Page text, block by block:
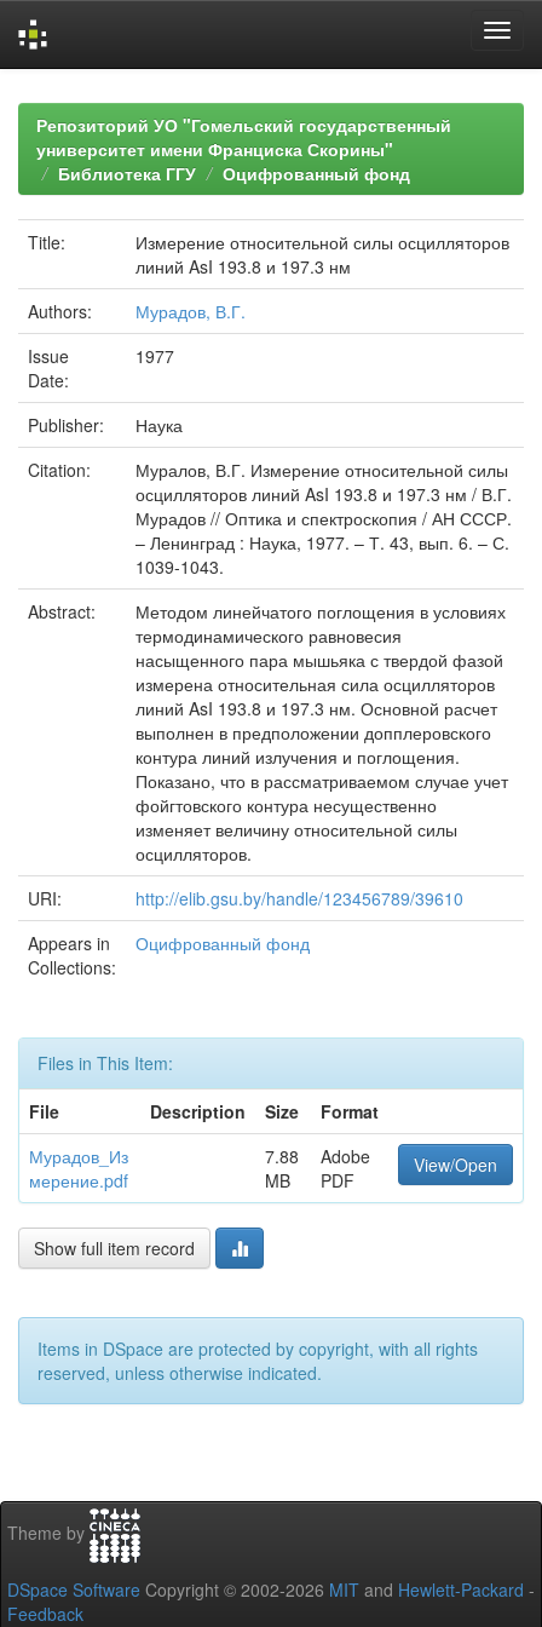
navigationРепозиторий УО "Гомельский государственный
университет имени Франциска Скорины"
Библиотека ГГУ
Оцифрованный фонд
Title:
Измерение относительной силы осцилляторов
линий AsI 193.8 и 197.3 нм
Authors:
Мурадов, В.Г.
Issue
Date:
1977
Publisher:
Наука
Citation:
Муралов, В.Г. Измерение относительной силы
осцилляторов линий AsI 193.8 и 197.3 нм / В.Г.
Мурадов // Оптика и спектроскопия / АН СССР.
– Ленинград : Наука, 1977. – Т. 43, вып. 6. – С.
1039-1043.
Abstract:
Методом линейчатого поглощения в условиях
термодинамического равновесия
насыщенного пара мышьяка с твердой фазой
измерена относительная сила осцилляторов
линий AsI 193.8 и 197.3 нм. Основной расчет
выполнен в предположении допплеровского
контура линий излучения и поглощения.
Показано, что в рассматриваемом случае учет
фойгтовского контура несущественно
изменяет величину относительной силы
осцилляторов.
URI:
http://elib.gsu.by/handle/123456789/39610
Appears in
Collections:
Оцифрованный фонд
Files in This Item:
File
Description Size
Format
Мурадов_Из
мерение.pdf
7.88
MB
Adobe
PDF
View/Open
Show full item record
Items in DSpace are protected by copyright, with all rights
reserved, unless otherwise indicated.
Theme by
DSpace Software Copyright © 2002-2026 MIT and Hewlett-Packard -
Feedback